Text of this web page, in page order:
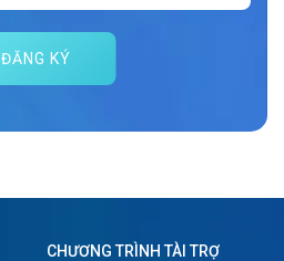
ĐĂNG KÝ
CHƯƠNG TRÌNH TÀI TRỢ